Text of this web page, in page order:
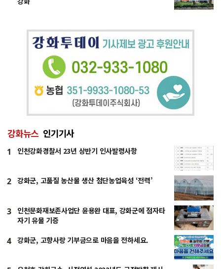
강화뉴스 인기기사
1 인천강화경찰서 23년 상반기 인사발령사항
2 강화군, 고품질 농산물 생산 첨단농업육성 ‘전력’
3
인천문화재보존사업단 윤용완 대표, 강화군에 점자타
자기 유물 기증
4 강화군, 고향사랑 기부금으로 마음을 전하세요.